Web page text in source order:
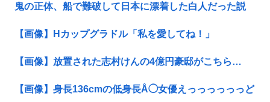
鬼の正体、船で難破して日本に漂着した白人だった説
【画像】Hカップグラドル「私を愛してね！」
【画像】放置された志村けんの4億円豪邸がこちら…
【画像】身長136cmの低身長Å◯女優えっっっっっっど